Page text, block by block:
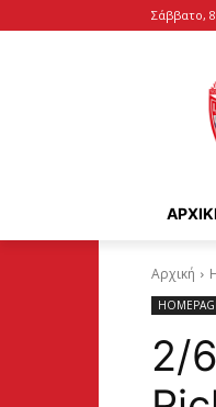
Σάββατο,
Αρχική
2/